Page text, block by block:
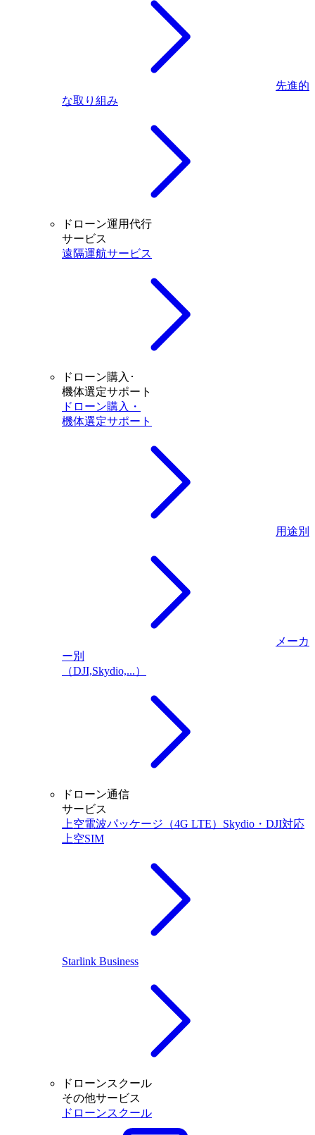
先進的
な取り組み
ドローン運用代行
サービス
遠隔運航サービス
ドローン購入･
機体選定サポート
ドローン購入・
機体選定サポート
用途別
メーカ
ー別
（DJI,Skydio,...）
ドローン通信
サービス
上空電波パッケージ（4G LTE）Skydio・DJI対応
上空SIM
Starlink Business
ドローンスクール
その他サービス
ドローンスクール